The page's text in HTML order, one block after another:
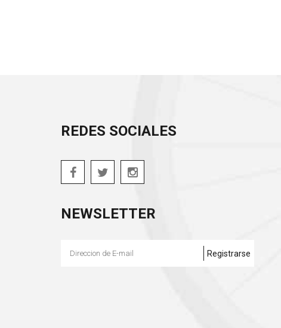
REDES SOCIALES
NEWSLETTER